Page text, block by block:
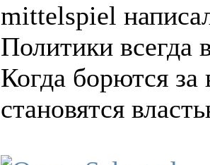
mittelspiel
Политики всегда
Когда борются за
становятся